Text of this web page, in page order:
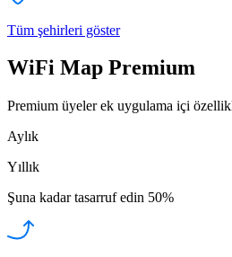
Tüm şehirleri göster
WiFi Map Premium
Premium üyeler ek uygulama içi
Aylık
Yıllık
Şuna kadar tasarruf edin 50%